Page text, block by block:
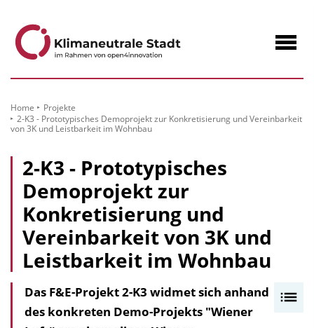
Home
Projekte
2-K3 - Prototypisches Demoprojekt zur Konkretisierung und Vereinbarkeit
von 3K und Leistbarkeit im Wohnbau
2-K3 - Prototypisches
Demoprojekt zur
Konkretisierung und
Vereinbarkeit von 3K und
Leistbarkeit im Wohnbau
Das F&E-Projekt 2-K3 widmet sich anhand
des konkreten Demo-Projekts "Wiener